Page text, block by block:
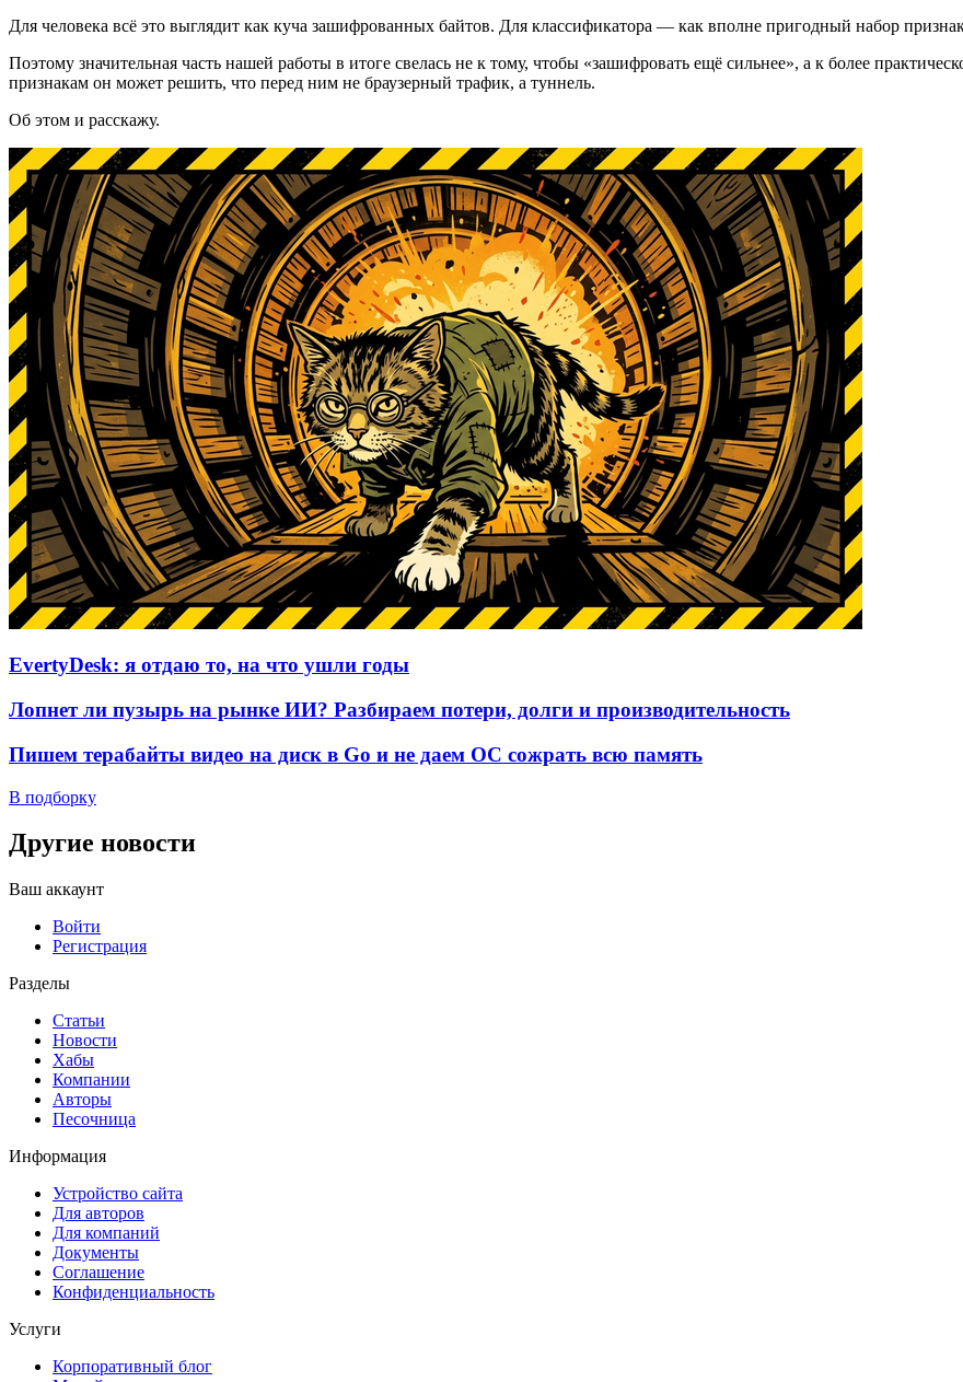
Для человека всё это выглядит как куча зашифрованных байтов. Для классификатора — как вполне пригодный набор
Поэтому значительная часть нашей работы в итоге свелась не к тому, чтобы «зашифровать ещё сильнее», а к более
признакам он может решить, что перед ним не браузерный трафик, а туннель.
Об этом и расскажу.
EvertyDesk: я отдаю то, на что ушли годы
Лопнет ли пузырь на рынке ИИ? Разбираем потери, долги и производительность
Пишем терабайты видео на диск в Go и не даем ОС сожрать всю память
В подборку
Другие новости
Ваш аккаунт
Войти
Регистрация
Разделы
Статьи
Новости
Хабы
Компании
Авторы
Песочница
Информация
Устройство сайта
Для авторов
Для компаний
Документы
Соглашение
Конфиденциальность
Услуги
Корпоративный блог